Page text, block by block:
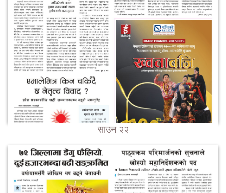
साउन २२